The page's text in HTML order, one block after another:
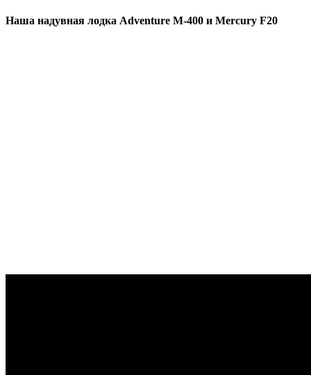
Наша надувная лодка Adventure M-400 и Mercury F20